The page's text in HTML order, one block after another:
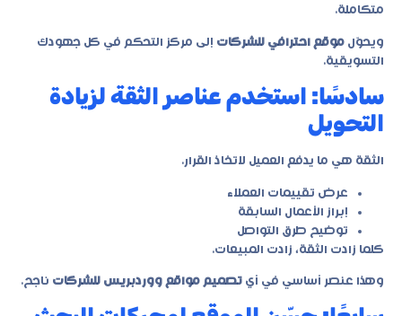
متكاملة.
ويحوّل موقع احترافي للشركات إلى مركز التحكم في كل جهودك
التسويقية.
سادسًا: استخدم عناصر الثقة لزيادة
التحويل
الثقة هي ما يدفع العميل لاتخاذ القرار.
عرض تقييمات العملاء
إبراز الأعمال السابقة
توضيح طرق التواصل
كلما زادت الثقة، زادت المبيعات.
وهذا عنصر أساسي في أي تصميم مواقع ووردبريس للشركات ناجح.